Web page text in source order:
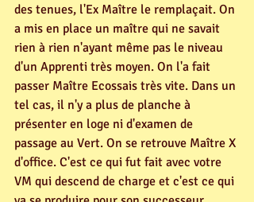
des tenues, l'Ex Maître le remplaçait. On
a mis en place un maître qui ne savait
rien à rien n'ayant même pas le niveau
d'un Apprenti très moyen. On l'a fait
passer Maître Ecossais très vite. Dans un
tel cas, il n'y a plus de planche à
présenter en loge ni d'examen de
passage au Vert. On se retrouve Maître X
d'office. C'est ce qui fut fait avec votre
VM qui descend de charge et c'est ce qui